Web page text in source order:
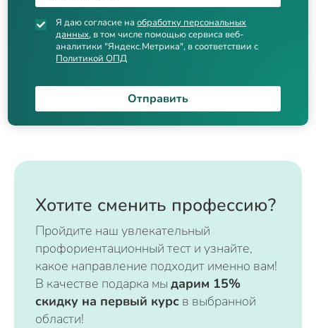
Я даю согласие наобработку персональных
данных, в том числе помощью сервиса веб-
аналитики "Яндекс.Метрика", в соответствии с
Политикой ОПД
Отправить
Хотите сменить профессию?
Пройдите наш увлекательный
профориентационный тест и узнайте,
какое направление подходит именно вам!
В качестве подарка мы дарим 15%
скидку на первый курс в выбранной
области!